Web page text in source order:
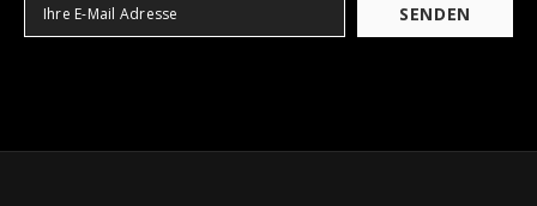
SENDEN